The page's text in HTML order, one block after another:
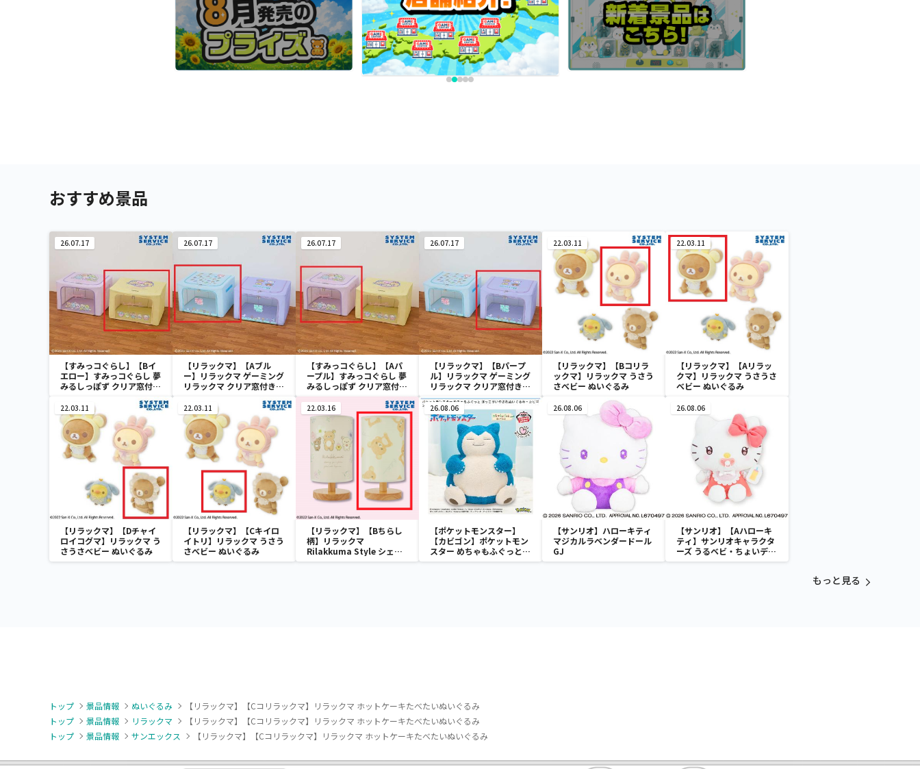
おすすめ景品
26.07.17
【すみっコぐらし】【Bイ
エロー】すみっコぐらし 夢
みるしっぽず クリア窓付き
26.07.17
【リラックマ】【Aブル
ー】リラックマ ゲーミング
リラックマ クリア窓付き収
26.07.17
【すみっコぐらし】【Aパ
ープル】すみっコぐらし 夢
みるしっぽず クリア窓付き
収納ボックス
26.07.17
【リラックマ】【Bパープ
ル】リラックマ ゲーミング
リラックマ クリア窓付き収
納ボックス
22.03.11
【リラックマ】【Bコリラ
ックマ】リラックマ うさう
さべビー ぬいぐるみ
22.03.11
【リラックマ】【Aリラッ
クマ】リラックマ うさうさ
べビー ぬいぐるみ
22.03.11
【リラックマ】【Dチャイ
ロイコグマ】リラックマ う
さうさべビー ぬいぐるみ
22.03.11
【リラックマ】【Cキイロ
イトリ】リラックマ うさう
さべビー ぬいぐるみ
22.03.16
【リラックマ】【Bちらし
柄】リラックマ
Rilakkuma Style シェー
ドライト
26.08.06
【ポケットモンスター】
【カビゴン】ポケットモン
スター めちゃもふぐっと
ほっこりいやされぬいぐる
26.08.06
【サンリオ】ハローキティ
マジカルラベンダードール
GJ
26.08.06
【サンリオ】【Aハローキ
ティ】サンリオキャラクタ
ーズ うるベビ・ちょいデカ
ドール
もっと見る
トップ 景品情報 ぬいぐるみ
【リラックマ】【Cコリラックマ】リラックマ ホットケーキたべたいぬいぐるみ
トップ
景品情報 リラックマ
【リラックマ】【Cコリラックマ】リラックマ ホットケーキたべたいぬいぐるみ
トップ
景品情報 サンエックス 【リラックマ】【Cコリラックマ】リラックマ ホットケーキたべたいぬいぐるみ